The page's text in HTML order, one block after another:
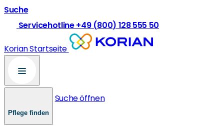
Suche
Servicehotline +49 (800) 128 555 50
Korian Startseite
Pflege finden
Suche öffnen